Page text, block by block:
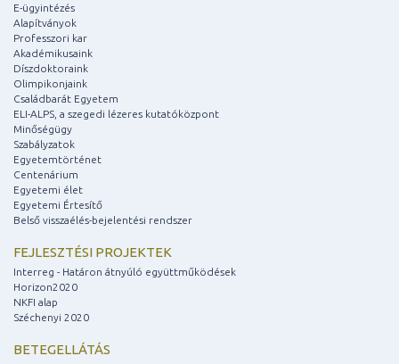
E-ügyintézés
Alapítványok
Professzori kar
Akadémikusaink
Díszdoktoraink
Olimpikonjaink
Családbarát Egyetem
ELI-ALPS, a szegedi lézeres kutatóközpont
Minőségügy
Szabályzatok
Egyetemtörténet
Centenárium
Egyetemi élet
Egyetemi Értesítő
Belső visszaélés-bejelentési rendszer
FEJLESZTÉSI PROJEKTEK
Interreg - Határon átnyúló együttműködések
Horizon2020
NKFI alap
Széchenyi 2020
BETEGELLÁTÁS